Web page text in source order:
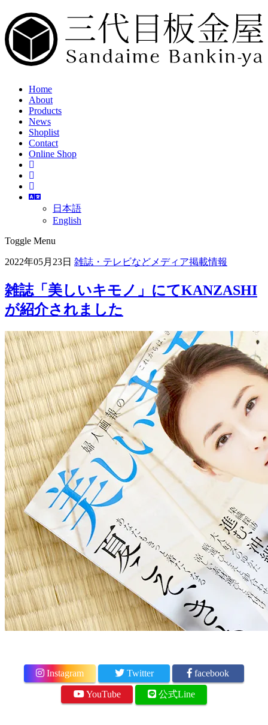
Home
About
Products
News
Shoplist
Contact
Online Shop
日本語
English
Toggle Menu
2022年05月23日 雑誌・テレビなどメディア掲載情報
雑誌「美しいキモノ」にてKANZASHI
が紹介されました
Instagram Twitter facebook
YouTube 公式Line